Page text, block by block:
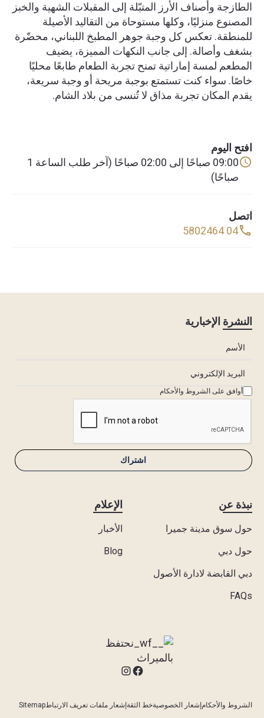
الطازجة وأصناف الأرز المتبّلة إلى المقبلات الشهية والخبز
المصنوع منزليًا، وكلها مستوحاة من التقاليد الأصيلة
للمنطقة. تعكس كل وجبة جوهر المطبخ اللبناني، محضّرة
بشغف وأصالة. إلى جانب النكهات المميزة، يضيف
المطعم لمسة إماراتية تمنح تجربة الطعام طابعًا محليًا
خاصًا. سواء كنت تستمتع بوجبة مريحة أو وجبة سريعة،
يقدم المكان تجربة مذاق لا تُنسى من بلاد الشام.
افتح اليوم
09:00 صباحًا إلى 02:00 صباحًا (آخر طلب الساعة 1
صباحًا)
اتصل
04 5802464
نبذة عن
حول سوق مدينة جميرا
حول دبي
دبي القابضة لادارة الأصول
FAQs
الإعلام
الأخبار
Blog
النشرة الإخبارية
أوافق على الشروط والأحكام
الشروط والأحكام إشعار الخصوصيةخط الثقة إشعار ملفات تعريف الارتباطSitemap